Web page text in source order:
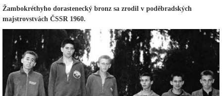
Žambokréthyho dorastenecký bronz sa zrodil v poděbradských
majstrovstvách ČSSR 1960.